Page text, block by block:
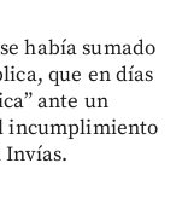
había sumado
que en días
ante un
incumplimiento
Invías.